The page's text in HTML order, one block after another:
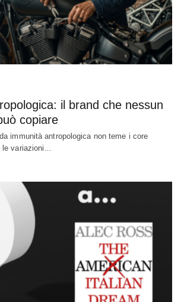
il brand che nessun
copiare
immunità antropologica non teme i core
variazioni…